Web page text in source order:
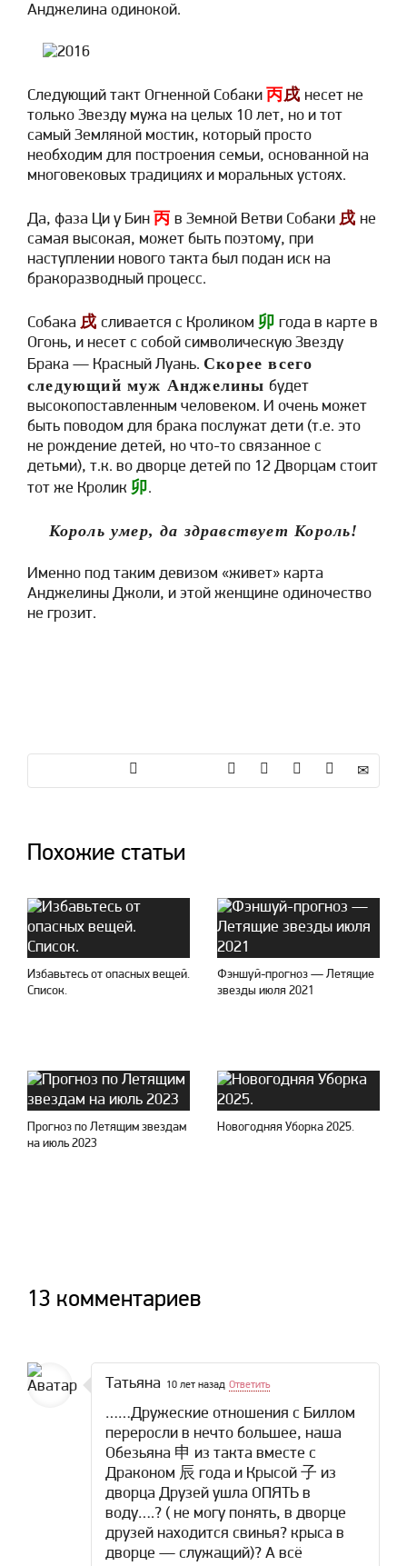
Анджелина одинокой.
Следующий такт Огненной Собаки 丙戌 несет не
только Звезду мужа на целых 10 лет, но и тот
самый Земляной мостик, который просто
необходим для построения семьи, основанной на
многовековых традициях и моральных устоях.
Да, фаза Ци у Бин 丙 в Земной Ветви Собаки戌 не
самая высокая, может быть поэтому, при
наступлении нового такта был подан иск на
бракоразводный процесс.
Собака 戌 сливается с Кроликом卯 года в карте в
Огонь, и несет с собой символическую Звезду
Брака — Красный Луань. Скорее всего
следующий муж Анджелины будет
высокопоставленным человеком. И очень может
быть поводом для брака послужат дети (т.е. это
не рождение детей, но что-то связанное с
детьми), т.к. во дворце детей по 12 Дворцам стоит
тот же Кролик 卯.
Король умер, да здравствует Король!
Именно под таким девизом «живет» карта
Анджелины Джоли, и этой женщине одиночество
не грозит.
Похожие статьи
Избавьтесь от опасных вещей.
Список.
Фэншуй-прогноз — Летящие
звезды июля 2021
Прогноз по Летящим звездам
на июль 2023
Новогодняя Уборка 2025.
13 комментариев
Татьяна 10 лет назад Ответить
……Дружеские отношения с Биллом
переросли в нечто большее, наша
Обезьяна 申 из такта вместе с
Драконом 辰 года и Крысой 子 из
дворца Друзей ушла ОПЯТЬ в
воду….? ( не могу понять, в дворце
друзей находится свинья? крыса в
дворце — служащий)? А всё